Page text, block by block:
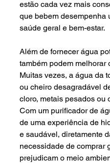
estão cada vez mais
que bebem desempenha
saúde geral e bem-estar.
Além de fornecer água
também podem melhorar
Muitas vezes, a água da
ou cheiro desagradável
cloro, metais pesados ou
Com um purificador de
de uma experiência de
e saudável, diretamente
necessidade de comprar
prejudicam o meio